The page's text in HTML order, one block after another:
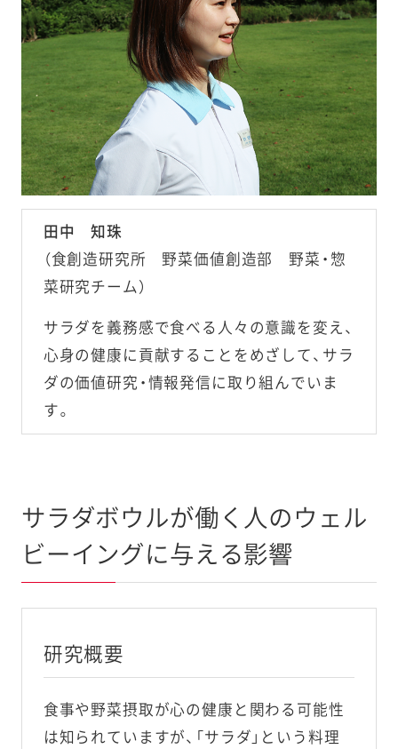
田中 知珠
（食創造研究所 野菜価値創造部 野菜・惣
菜研究チーム）
サラダを義務感で食べる人々の意識を変え、
心身の健康に貢献することをめざして、サラ
ダの価値研究・情報発信に取り組んでいま
す。
サラダボウルが働く人のウェル
ビーイングに与える影響
研究概要
食事や野菜摂取が心の健康と関わる可能性
は知られていますが、「サラダ」という料理